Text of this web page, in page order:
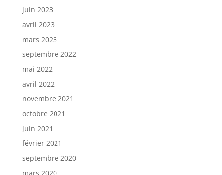
juin 2023
avril 2023
mars 2023
septembre 2022
mai 2022
avril 2022
novembre 2021
octobre 2021
juin 2021
février 2021
septembre 2020
mars 2020